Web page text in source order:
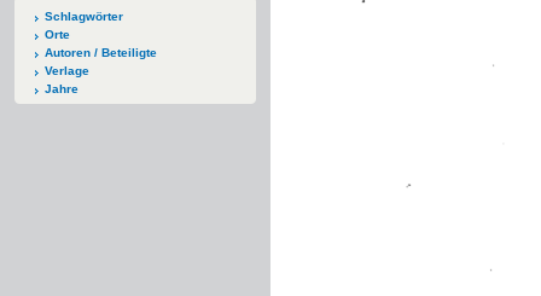
Schlagwörter
Orte
Autoren / Beteiligte
Verlage
Jahre